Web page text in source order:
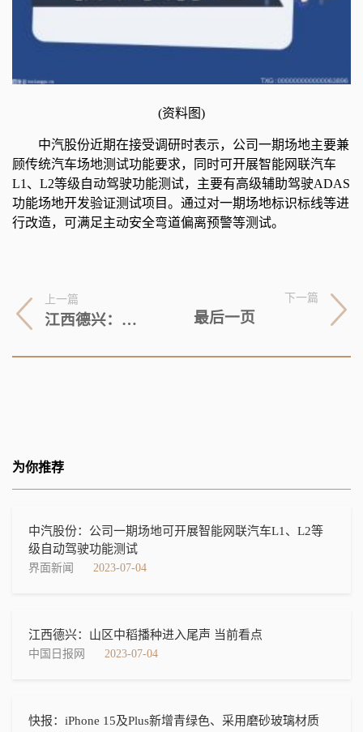
(资料图)
中汽股份近期在接受调研时表示，公司一期场地主要兼
顾传统汽车场地测试功能要求，同时可开展智能网联汽车
L1、L2等级自动驾驶功能测试，主要有高级辅助驾驶ADAS
功能场地开发验证测试项目。通过对一期场地标识标线等进
行改造，可满足主动安全弯道偏离预警等测试。
上一篇
江西德兴：山区中稻播种进入尾声 当前看点
下一篇
最后一页
为你推荐
中汽股份：公司一期场地可开展智能网联汽车L1、L2等
级自动驾驶功能测试
界面新闻 2023-07-04
江西德兴：山区中稻播种进入尾声 当前看点
中国日报网 2023-07-04
快报：iPhone 15及Plus新增青绿色、采用磨砂玻璃材质